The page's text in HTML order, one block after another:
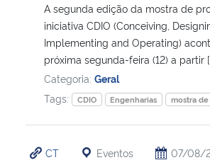
A segunda edição da mostra de
iniciativa CDIO (Conceiving,
Implementing and Operating)
próxima segunda-feira (12) a partir
Categoria: Geral
Tags:
CDIO Engenharias mostra
CT Eventos 07/08/